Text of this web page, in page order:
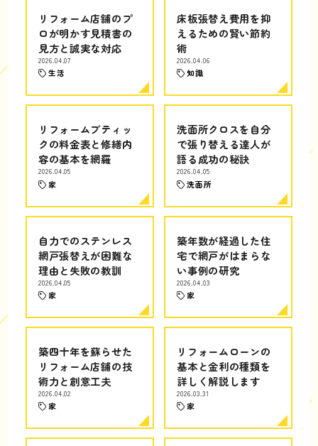
リフォーム店舗のプ
ロが明かす見積書の
見方と誠実な対応
2026.04.07
生活
床板張替え費用を抑
えるための賢い節約
術
2026.04.06
知識
リフォームブティッ
クの料金表と修繕内
容の基本を網羅
2026.04.05
家
洗面所クロスを自分
で張り替える達人が
語る成功の秘訣
2026.04.05
洗面所
自力でのステンレス
網戸張替えが困難な
理由と失敗の教訓
2026.04.05
家
築年数が経過した住
宅で網戸がはまらな
い事例の研究
2026.04.03
家
築四十年を蘇らせた
リフォーム店舗の技
術力と創意工夫
2026.04.02
家
リフォームローンの
基本と金利の種類を
詳しく解説します
2026.03.31
家